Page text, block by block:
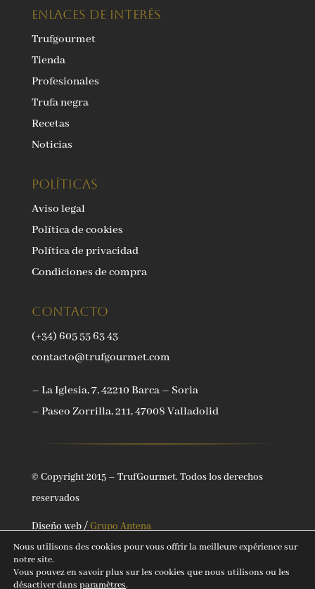
ENLACES DE INTERÉS
Trufgourmet
Tienda
Profesionales
Trufa negra
Recetas
Noticias
Políticas
Aviso legal
Política de cookies
Política de privacidad
Condiciones de compra
Contacto
(+34) 605 55 63 43
contacto@trufgourmet.com
– La Iglesia, 7, 42210 Barca – Soria
– Paseo Zorrilla, 211, 47008 Valladolid
© Copyright 2015 – TrufGourmet. Todos los derechos
reservados
Diseño web /Grupo Antena
Nous utilisons des cookies pour vous offrir la meilleure expérience sur
notre site.
Vous pouvez en savoir plus sur les cookies que nous utilisons ou les
désactiver dans paramètres.